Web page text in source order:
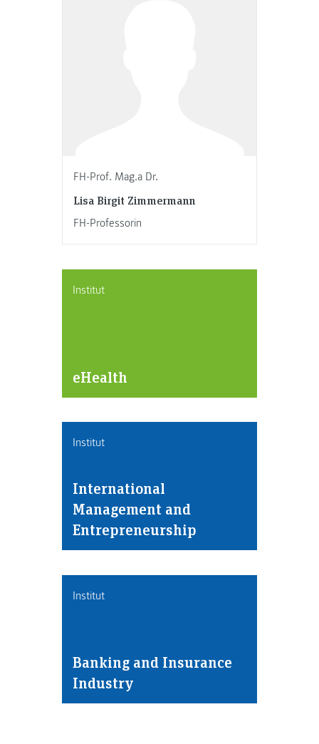
FH-Prof. Mag.a Dr.
Lisa Birgit Zimmermann
FH-Professorin
Institut
eHealth
Institut
International
Management and
Entrepreneurship
Institut
Banking and Insurance
Industry